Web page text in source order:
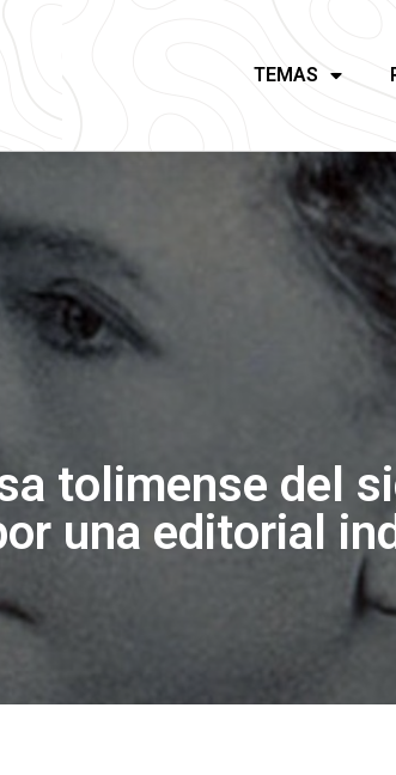
TEMAS
tolimense del
una editorial